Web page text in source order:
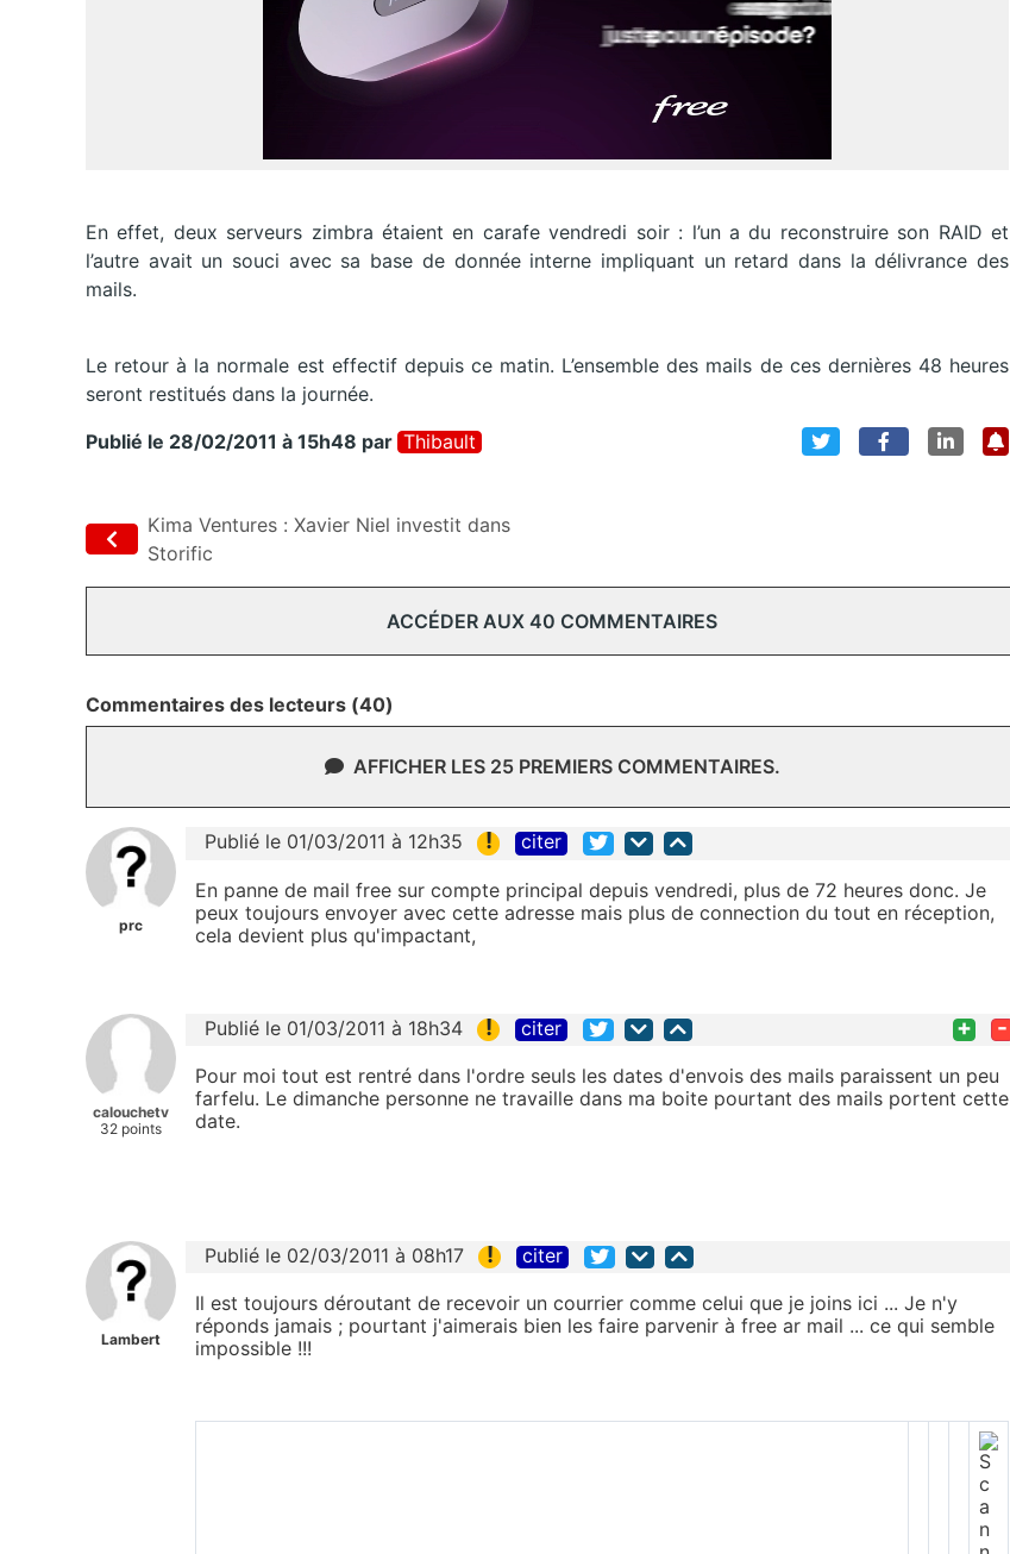
En effet, deux serveurs zimbra étaient en carafe vendredi soir : l’un a du reconstruire son RAID et
l’autre avait un souci avec sa base de donnée interne impliquant un retard dans la délivrance des
mails.
Le retour à la normale est effectif depuis ce matin. L’ensemble des mails de ces dernières 48 heures
seront restitués dans la journée.
Publié le 28/02/2011 à 15h48 par Thibault
Kima Ventures : Xavier Niel investit dans
Storific
ACCÉDER AUX 40 COMMENTAIRES
Commentaires des lecteurs (40)
AFFICHER LES 25 PREMIERS COMMENTAIRES.
prc
Publié le 01/03/2011 à 12h35 ! citer
En panne de mail free sur compte principal depuis vendredi, plus de 72 heures donc. Je
peux toujours envoyer avec cette adresse mais plus de connection du tout en réception,
cela devient plus qu'impactant,
calouchetv
32 points
Publié le 01/03/2011 à 18h34 ! citer + -
Pour moi tout est rentré dans l'ordre seuls les dates d'envois des mails paraissent un peu
farfelu. Le dimanche personne ne travaille dans ma boite pourtant des mails portent cette
date.
Lambert
Publié le 02/03/2011 à 08h17 ! citer
Il est toujours déroutant de recevoir un courrier comme celui que je joins ici ... Je n'y
réponds jamais ; pourtant j'aimerais bien les faire parvenir à free ar mail ... ce qui semble
impossible !!!